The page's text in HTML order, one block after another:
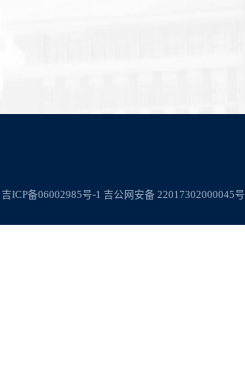
吉ICP备06002985号-1 吉公网安备 22017302000045号